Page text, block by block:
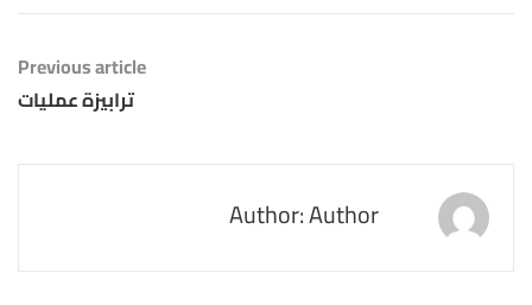
Previous article
ترابيزة عمليات
Author: Author